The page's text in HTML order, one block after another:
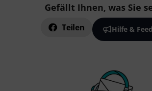
Gefällt Ihnen, was Sie
Teilen Hilfe &